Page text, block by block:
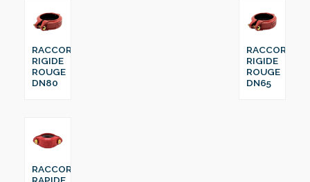
RACCORD
RIGIDE
ROUGE
DN80
RACCORD
RIGIDE
ROUGE
DN65
RACCORD
RAPIDE